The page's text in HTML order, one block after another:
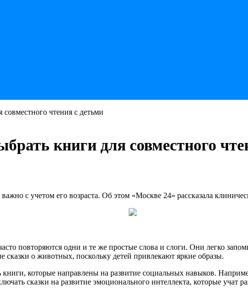
чтения с детьми
книги для совместного
с учетом его возраста. Об этом «Москве 24» рассказала
повторяются одни и те же простые слова и слоги. Они легко
сказки о животных, поскольку детей привлекают яркие образы.
книги, которые направлены на развитие социальных навыков.
сказки на развитие эмоционального интеллекта, которые учат